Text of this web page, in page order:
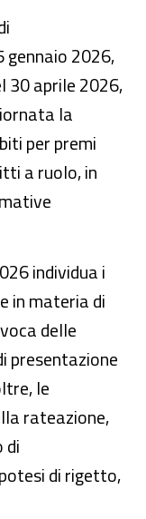
gennaio 2026,
30 aprile 2026,
la
per premi
a ruolo, in
individua i
in materia di
delle
presentazione
le
rateazione,
di
di rigetto,